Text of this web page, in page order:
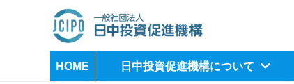
日
j
HOME 日中投資促進機構について